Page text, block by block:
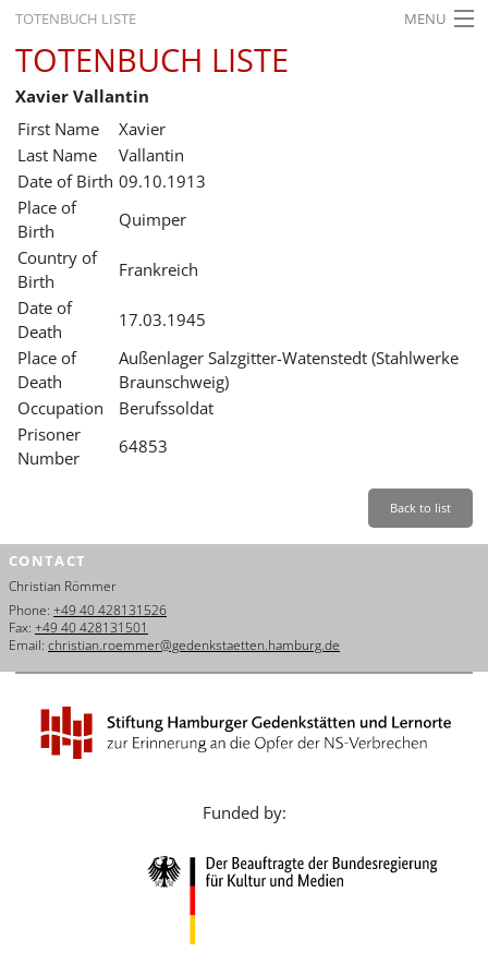
TOTENBUCH LISTE MENU
STARTSEITE
AUSSTELLUNGEN
GESCHICHTE
BILDUNG
FORSCHUNG
SERVICE
Leichte Sprache Back
Leichte
Sprache
Deutsch
Dansk
Italiano
Nederlands
Polski
Türkçe
Yкраїнський
עברית
TOTENBUCH LISTE
Xavier Vallantin
First Name
Xavier
Last Name
Vallantin
Date of Birth 09.10.1913
Place of
Birth
Quimper
Country of
Birth
Frankreich
Date of
Death
17.03.1945
Place of
Death
Außenlager Salzgitter-Watenstedt (Stahlwerke
Braunschweig)
Occupation
Berufssoldat
Prisoner
Number
64853
Back to list
CONTACT
Christian Römmer
Phone: +49 40 428131526
Fax: +49 40 428131501
Email: christian.roemmer@gedenkstaetten.hamburg.de
Funded by: